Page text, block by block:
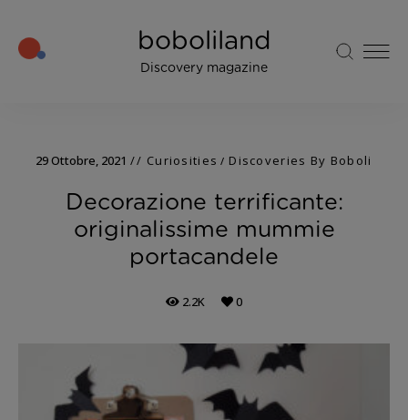
boboliland
Discovery magazine
29 Ottobre, 2021 Curiosities / Discoveries By Boboli
Decorazione terrificante:
originalissime mummie
portacandele
2.2K 0